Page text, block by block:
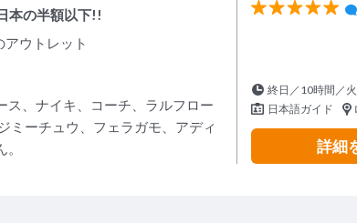
本の半額以下!!
ウトレット
ス、ナイキ、コーチ、ラルフロー
ミーチュウ、フェラガモ、アディ
終日／10時間／
日本語ガイド
詳細